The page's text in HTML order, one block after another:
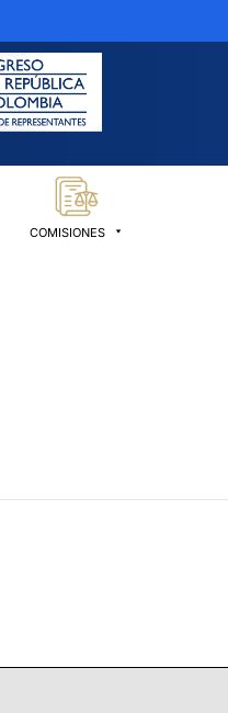
COMISIONES